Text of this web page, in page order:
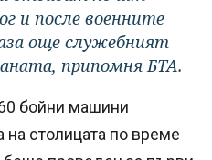
и после военните
още служебният
припомня БТА.
бойни машини
столицата по време